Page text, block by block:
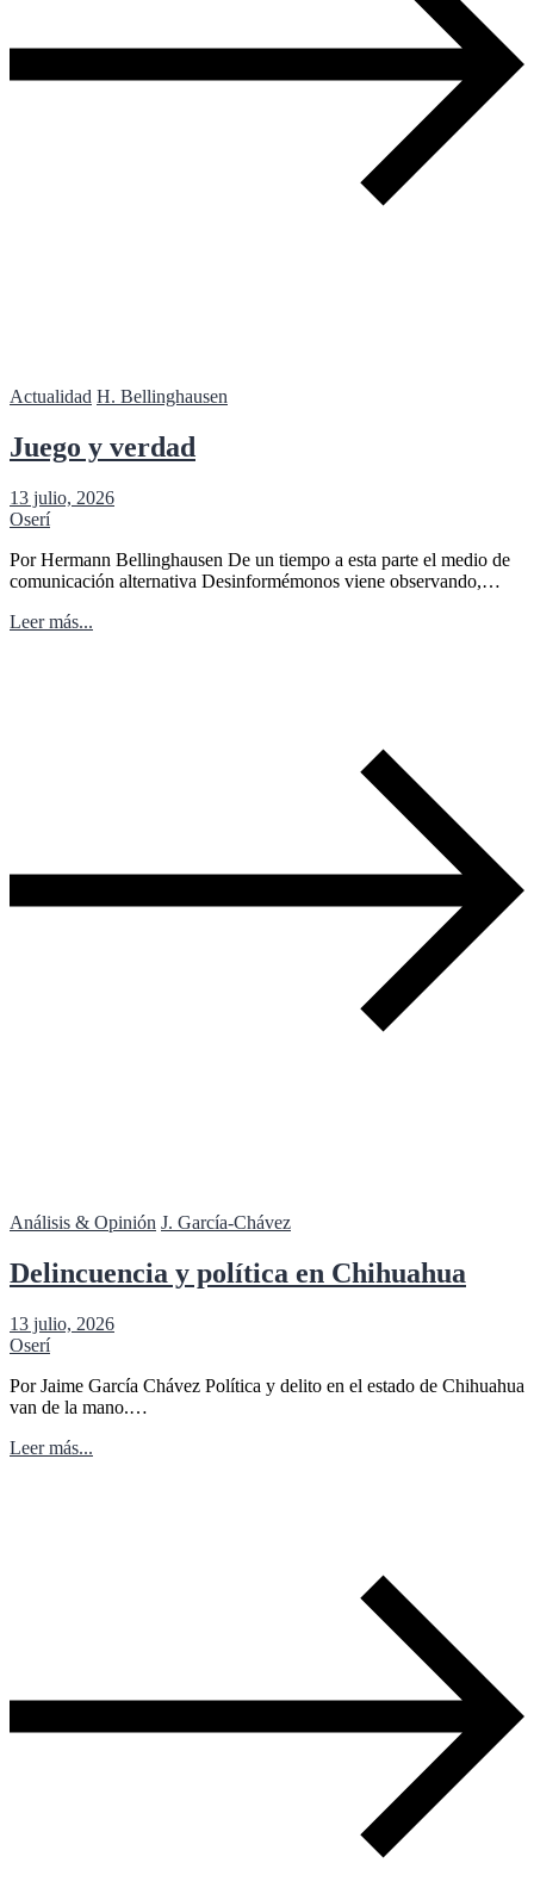
Actualidad H. Bellinghausen
Juego y verdad
13 julio, 2026
Oserí
Por Hermann Bellinghausen De un tiempo a esta parte el medio de
comunicación alternativa Desinformémonos viene observando,…
Leer más...
Análisis & Opinión J. García-Chávez
Delincuencia y política en Chihuahua
13 julio, 2026
Oserí
Por Jaime García Chávez Política y delito en el estado de Chihuahua
van de la mano.…
Leer más...